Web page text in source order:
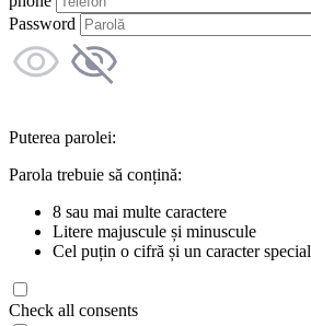
Password
Puterea parolei:
Parola trebuie să conțină:
8 sau mai multe caractere
Litere majuscule și minuscule
Cel puțin o cifră și un caracter special
Check all consents